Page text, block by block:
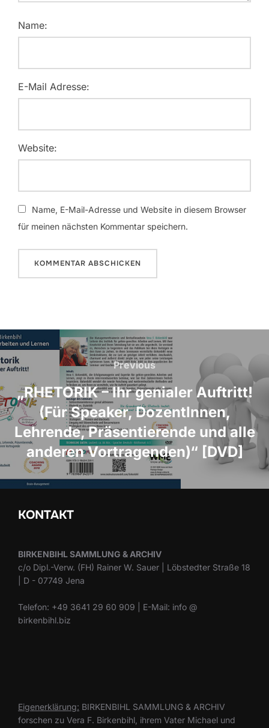
Name:
E-Mail Adresse:
Website:
Name, E-Mail-Adresse und Website in diesem Browser
für meinen nächsten Kommentar speichern.
Beitragsnavigation
Previous
Previous
„RHETORIK – Ihr genialer Auftritt!
(Für Speaker, DozentInnen,
Lehrende, Präsentierende und alle
anderen Vortragenden)“ [DVD]
KONTAKT
BIRKENBIHL SAMMLUNG & ARCHIV
c/o Dipl.-Verw. (FH) Rainer W. Sauer | Löbstedter Straße 18
| D - 07749 Jena
Telefon: +49 3641 29 60 909 | E-Mail: info @
birkenbihl.biz
Eigenerklärung: BIRKENBIHL SAMMLUNG & ARCHIV
forschen zu Vera F. Birkenbihl, ihrem Vater Michael und